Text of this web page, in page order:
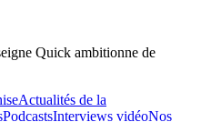
Quick ambitionne de
Actualités de la
PodcastsInterviews vidéoNos